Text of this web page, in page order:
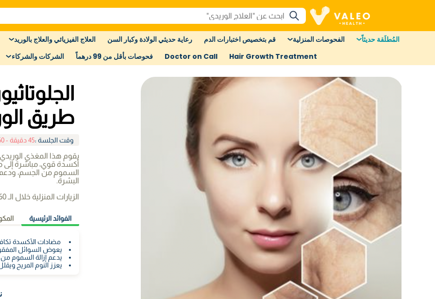
المُطلَقة حديثاً الفحوصات المنزلية قم بتخصيص اختبارات الدم رعاية حديثي الولادة وكبار السن العلاج الفيزيائي والعلاج بالوريد
Hair Growth Treatment
Doctor on Call فحوصات بأقل من 99 درهماً الشركات والشركاء
طريق
وقت الجلسة :45 دقيقة - 60 دقيقة
يقوم هذا المغذي
أكسدة قوي، مباشرة إلى
السموم من الجسم،
البشرة.
الزيارات المنزلية خلال الـ 60 دقيقة القادمة
الفوائد الرئيسية
مضادات الأكسدة
يعوض السوائل
يدعم إزالة السموم من
يعزز النوم المريح